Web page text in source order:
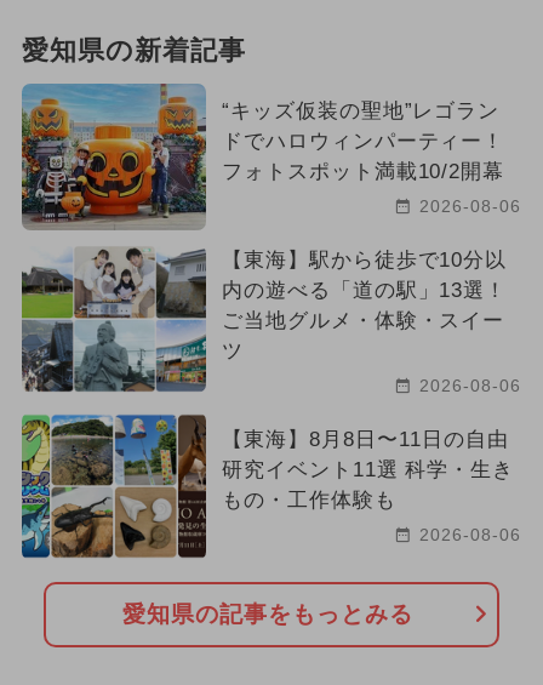
愛知県の新着記事
“キッズ仮装の聖地”レゴラン
ドでハロウィンパーティー！
フォトスポット満載10/2開幕
2026-08-06
【東海】駅から徒歩で10分以
内の遊べる「道の駅」13選！
ご当地グルメ・体験・スイー
ツ
2026-08-06
【東海】8月8日〜11日の自由
研究イベント11選 科学・生き
もの・工作体験も
2026-08-06
愛知県の記事をもっとみる